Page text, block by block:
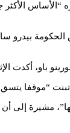
من خلال دعم
بيدرو